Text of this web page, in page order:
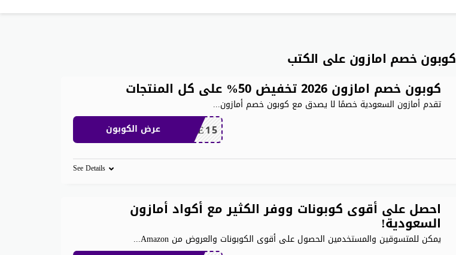
كوبون خصم امازون على الكتب
كوبون خصم امازون 2026 تخفيض 50% على كل المنتجات
تقدم أمازون السعودية خصمًا لا يصدق مع كوبون خصم أمازون...
SAVE15 عرض الكوبون
See Details
احصل على أقوى كوبونات ووفر الكثير مع أكواد أمازون
السعودية!
يمكن للمتسوقين والمستخدمين الحصول على أقوى الكوبونات والعروض من Amazon ...